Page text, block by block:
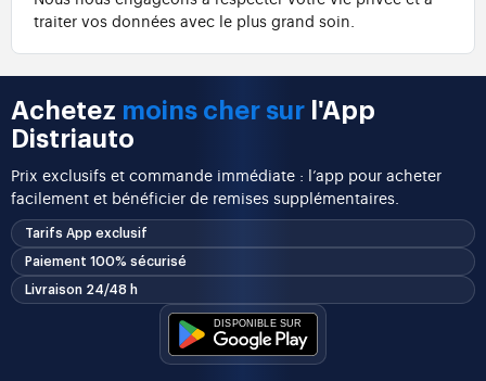
traiter vos données avec le plus grand soin.
Achetez moins cher sur l'App
Distriauto
Prix exclusifs et commande immédiate : l’app pour acheter
facilement et bénéficier de remises supplémentaires.
Tarifs App exclusif
Paiement 100% sécurisé
Livraison 24/48 h